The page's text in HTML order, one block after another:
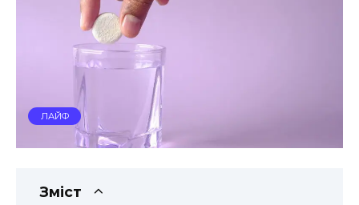
ЛАЙФ
Зміст